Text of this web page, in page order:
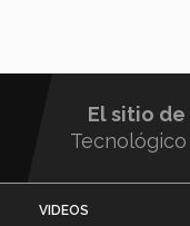
El sitio
VIDEOS